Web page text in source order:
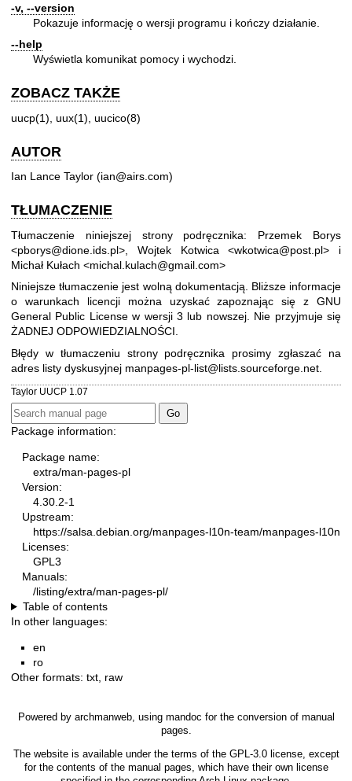
-v, --version
Pokazuje informację o wersji programu i kończy działanie.
--help
Wyświetla komunikat pomocy i wychodzi.
ZOBACZ TAKŻE
uucp(1), uux(1), uucico(8)
AUTOR
Ian Lance Taylor (ian@airs.com)
TŁUMACZENIE
Tłumaczenie niniejszej strony podręcznika: Przemek Borys
<pborys@dione.ids.pl>, Wojtek Kotwica <wkotwica@post.pl> i
Michał Kułach <michal.kulach@gmail.com>
Niniejsze tłumaczenie jest wolną dokumentacją. Bliższe informacje
o warunkach licencji można uzyskać zapoznając się z GNU
General Public License w wersji 3 lub nowszej. Nie przyjmuje się
ŻADNEJ ODPOWIEDZIALNOŚCI.
Błędy w tłumaczeniu strony podręcznika prosimy zgłaszać na
adres listy dyskusyjnej manpages-pl-list@lists.sourceforge.net
Taylor UUCP 1.07
Package information:
Package name:
extra/man-pages-pl
Version:
4.30.2-1
Upstream:
https://salsa.debian.org/manpages-l10n-team/manpages-l10n
Licenses:
GPL3
Manuals:
/listing/extra/man-pages-pl/
Table of contents
In other languages:
en
ro
Other formats: txt raw
Powered by archmanweb, using mandoc for the conversion of manual
pages.
The website is available under the terms of the GPL-3.0license, except
for the contents of the manual pages, which have their own license